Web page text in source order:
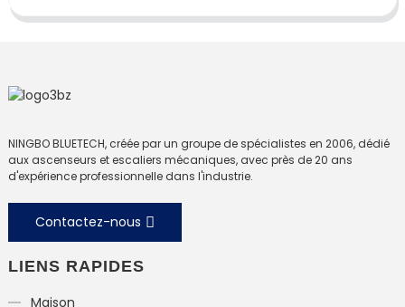
NINGBO BLUETECH, créée par un groupe de spécialistes en 2006, dédié
aux ascenseurs et escaliers mécaniques, avec près de 20 ans
d'expérience professionnelle dans l'industrie.
Contactez-nous
LIENS RAPIDES
Maison